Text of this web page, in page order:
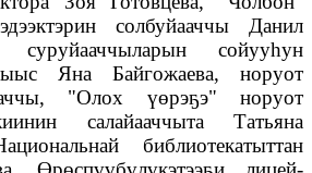
солбуйааччы Данил
сойууһун
Яна Байгожаева, норуот
"Олох үөрэҕэ" норуот
салайааччыта Татьяна
библиотекатыттан